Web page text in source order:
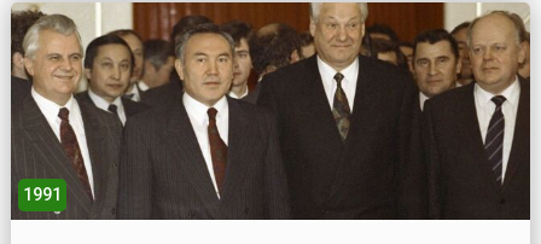
необходимости заполнить буквами пустые клетки,
выстроенные в линии и перес...
1991